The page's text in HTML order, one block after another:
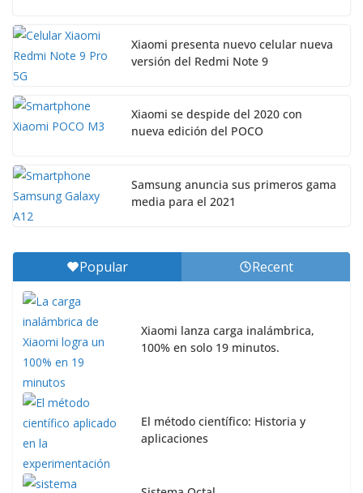
Xiaomi presenta nuevo celular nueva
versión del Redmi Note 9
Xiaomi se despide del 2020 con
nueva edición del POCO
Samsung anuncia sus primeros gama
media para el 2021
Popular Recent
Xiaomi lanza carga inalámbrica,
100% en solo 19 minutos.
El método científico: Historia y
aplicaciones